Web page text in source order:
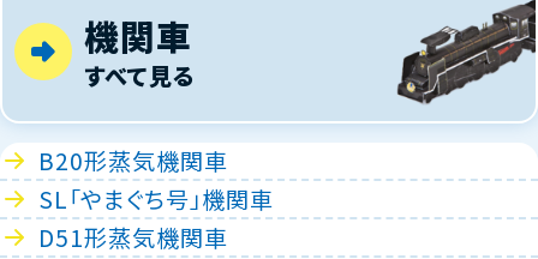
機関車
すべて見る
B20形蒸気機関車
SL「やまぐち号」機関車
D51形蒸気機関車